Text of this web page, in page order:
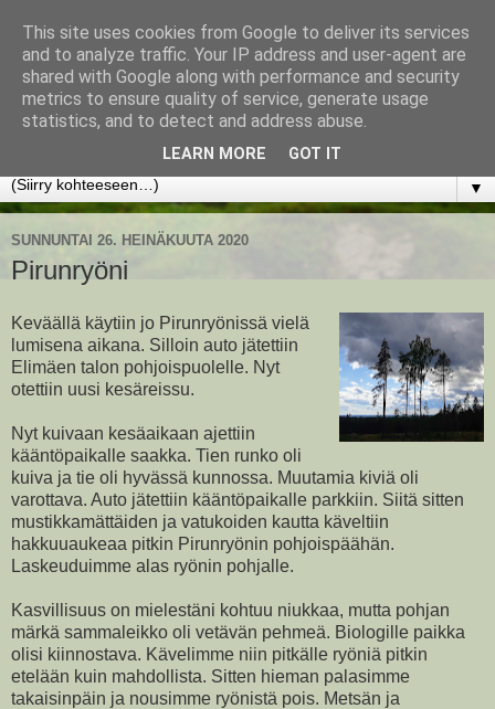
www.jyrkikokko.fi
Uusi Suunta - Jokainen hetki tarjoaa tilaisuuden muuttaa
▼
SUNNUNTAI 26. HEINÄKUUTA 2020
Pirunryöni
Keväällä käytiin jo Pirunryönissä vielä
lumisena aikana. Silloin auto jätettiin
Elimäen talon pohjoispuolelle. Nyt
otettiin uusi kesäreissu.
Nyt kuivaan kesäaikaan ajettiin
kääntöpaikalle saakka. Tien runko oli
kuiva ja tie oli hyvässä kunnossa. Muutamia kiviä oli
varottava. Auto jätettiin kääntöpaikalle parkkiin. Siitä sitten
mustikkamättäiden ja vatukoiden kautta käveltiin
hakkuuaukeaa pitkin Pirunryönin pohjoispäähän.
Laskeuduimme alas ryönin pohjalle.
Kasvillisuus on mielestäni kohtuu niukkaa, mutta pohjan
märkä sammaleikko oli vetävän pehmeä. Biologille paikka
olisi kiinnostava. Kävelimme niin pitkälle ryöniä pitkin
etelään kuin mahdollista. Sitten hieman palasimme
takaisinpäin ja nousimme ryönistä pois. Metsän ja
This site uses cookies from Google to deliver its services
and to analyze traffic. Your IP address and user-agent are
shared with Google along with performance and security
metrics to ensure quality of service, generate usage
statistics, and to detect and address abuse.
LEARN MORE GOT IT